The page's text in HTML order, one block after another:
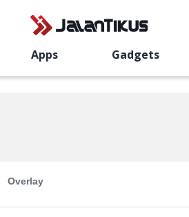
Apps Gadgets
Overlay